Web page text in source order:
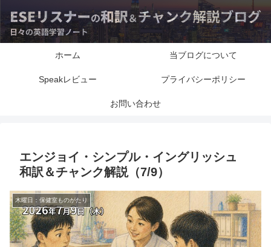
ホーム 当ブログについて
Speakレビュー プライバシーポリシー
お問い合わせ
エンジョイ・シンプル・イングリッシュ
和訳＆チャンク解説（7/9）
木曜日：保健室ものがたり